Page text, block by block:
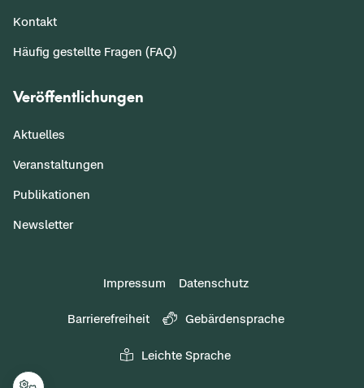
Kontakt
Häufig gestellte Fragen (FAQ)
Veröffentlichungen
Aktuelles
Veranstaltungen
Publikationen
Newsletter
Impressum Datenschutz
Barrierefreiheit Gebärdensprache
Leichte Sprache